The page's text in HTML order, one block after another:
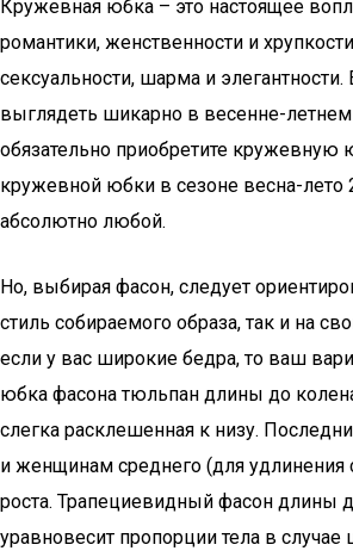
Кружевная юбка – это настоящее
романтики, женственности и
сексуальности, шарма и
выглядеть шикарно в весенне-летнем
обязательно приобретите кружевную
кружевной юбки в сезоне весна-
абсолютно любой.
Но, выбирая фасон, следует
стиль собираемого образа, так и на
если у вас широкие бедра, то ваш
юбка фасона тюльпан длины до
слегка расклешенная к низу.
и женщинам среднего (для удлинения
роста. Трапециевидный фасон длины
уравновесит пропорции тела в случае